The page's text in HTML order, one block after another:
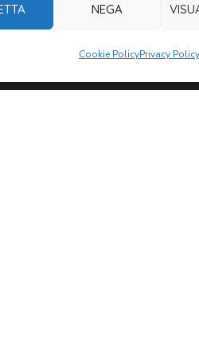
NEGA
Cookie PolicyPrivacy Policy